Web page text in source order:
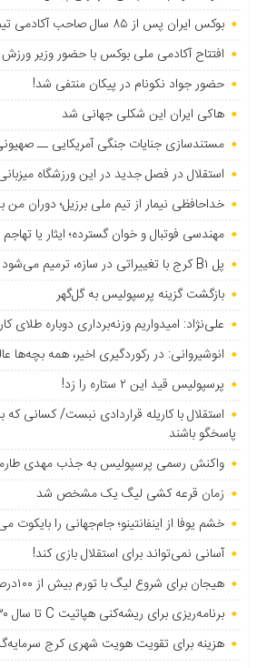
بوکس ایران پس از ۸۵ سال صاحب آکادمی تیم های ملی شد
افتتاح آکادمی ملی بوکس با حضور وزیر ورزش
حضور جواد نکونام در پیکان منتفی شد!
هاکی ایران این شکلی جهانی شد
مستندسازی جنایات جنگی آمریکایی ــ
استقلال در فصل جدید در این ورزشگاه
خداحافظی نیمار از تیم ملی برزیل؛ دوران من
مهندسی فوتبال و خوان گسترده؛ ایثار یا
پل B۱ کرج با تغییراتی در سازه، ترمیم می‌شود
بازگشت گزینه پرسپولیس به ‌گل‌گهر
علی‌نژاد: امیدواریم وزنه‌برداری دوباره طلای
انوشیروانی: در رکوردگیری اخیر، همه بچه‌ها
پرسپولیس قید این ۲ ستاره را زد!
استقلال با کاریله قراردادی نبست/ کسانی
پاسخگو باشند
واکنش رسمی پرسپولیس به جذب مهدی
زمان قرعه کشی لیگ یک مشخص شد
خشم یوفا از اینفانتینو؛ جام‌جهانی را بایکوت
آسانی نمی‌تواند برای استقلال بازی کند!
هیجان برای شروع لیگ با تورم بیش از ۱۰۰درصد!
برنامه‌ریزی برای ریشه‌کنی هپاتیت C تا سال ۲۰۳۰
هزینه برای تقویت هویت شهری کرج